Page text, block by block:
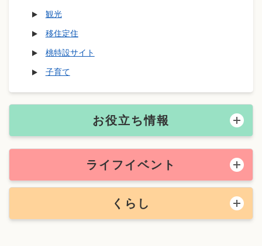
観光
移住定住
桃特設サイト
子育て
お役立ち情報
ライフイベント
くらし